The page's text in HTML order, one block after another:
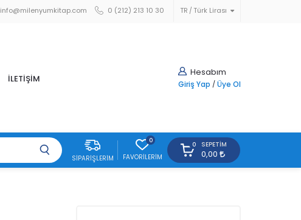
TR Türk Lirası
info@milenyumkitap.com 0 (212) 213 10 30
Hesabım
Giriş Yap / Üye Ol
İLETİŞİM
SIPARIŞLERIM
0
FAVORILERIM
0 SEPETIM
0,00